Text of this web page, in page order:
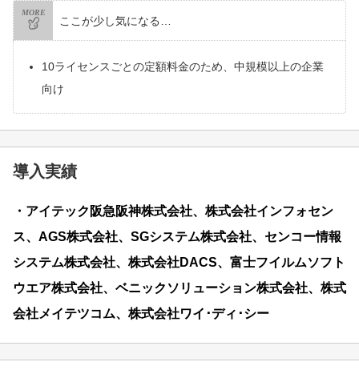
MORE
ここが少し気になる…
10ライセンスごとの定額料金のため、中規模以上の企業
向け
導入実績
・アイテック阪急阪神株式会社、株式会社インフォセン
ス、AGS株式会社、SGシステム株式会社、センコー情報
システム株式会社、株式会社DACS、富士フイルムソフト
ウエア株式会社、ベニックソリューション株式会社、株式
会社メイテツコム、株式会社ワイ･ディ･シー